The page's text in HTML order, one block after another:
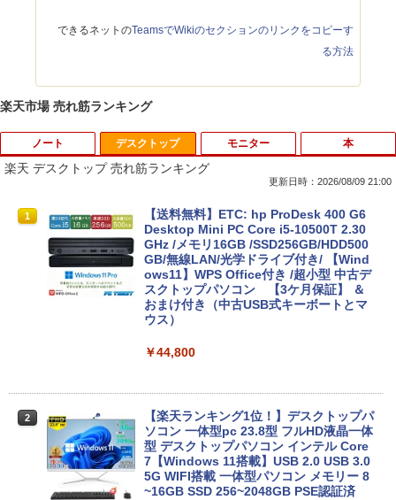
できるネットのTeamsでWikiのセクションのリンクをコピーす
る方法
楽天市場 売れ筋ランキング
ノート
1
【期間限定 ポイントUP＆クーポン配
布】 Lenovo Chromebook Duet EDU G
2 2in1 ノートパソコン 83HKS00M00 Ch
romeOS MediaTek Kompanio 838 メモ
リ4GB eMMC64GB 10.95インチ タッチ
対応 再生品Sランク
￥29,800
ws11 Office付｜テンキー DVD 搭載｜C
ore i5 第7世代 メモリ 8GB SSD 256GB
｜店長厳選 Lenovo ThinkPad 15.6型 Bl
uetooth Wi-Fi 無線｜中古 パソコン 中古
PC Word Excel
デスクトップ
楽天 デスクトップ 売れ筋ランキング
更新日時：2026/08/09 21:00
1
【送料無料】ETC: hp ProDesk 400 G6
Desktop Mini PC Core i5-10500T 2.30
GHz /メモリ16GB /SSD256GB/HDD500
GB/無線LAN/光学ドライブ付き/ 【Wind
ows11】WPS Office付き /超小型 中古デ
スクトップパソコン 【3ケ月保証】 ＆
おまけ付き（中古USB式キーボートとマ
ウス）
￥44,800
2
【楽天ランキング1位！】デスクトップパ
ソコン 一体型pc 23.8型 フルHD液晶一体
型 デスクトップパソコン インテル Core
7【Windows 11搭載】USB 2.0 USB 3.0
5G WIFI搭載 一体型パソコン メモリー 8
~16GB SSD 256~2048GB PSE認証済
モニター 本